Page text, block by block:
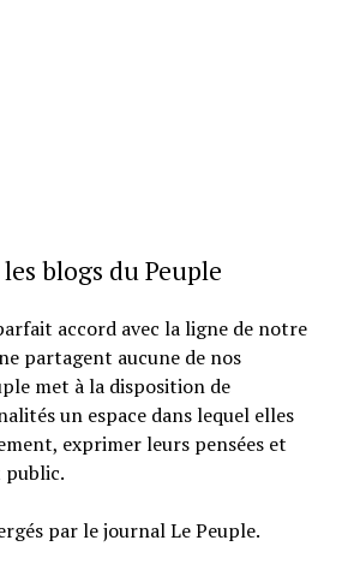
blogs du Peuple
accord avec la ligne de notre
partagent aucune de nos
met à la disposition de
un espace dans lequel elles
exprimer leurs pensées et
public.
par le journal Le Peuple.